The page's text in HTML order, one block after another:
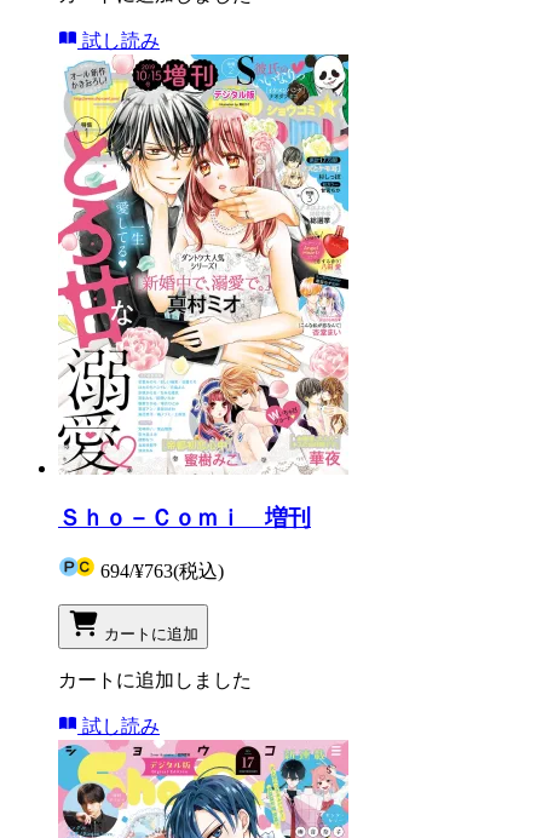
試し読み
Ｓｈｏ－Ｃｏｍｉ 増刊
694/¥763(税込)
カートに追加
カートに追加しました
試し読み